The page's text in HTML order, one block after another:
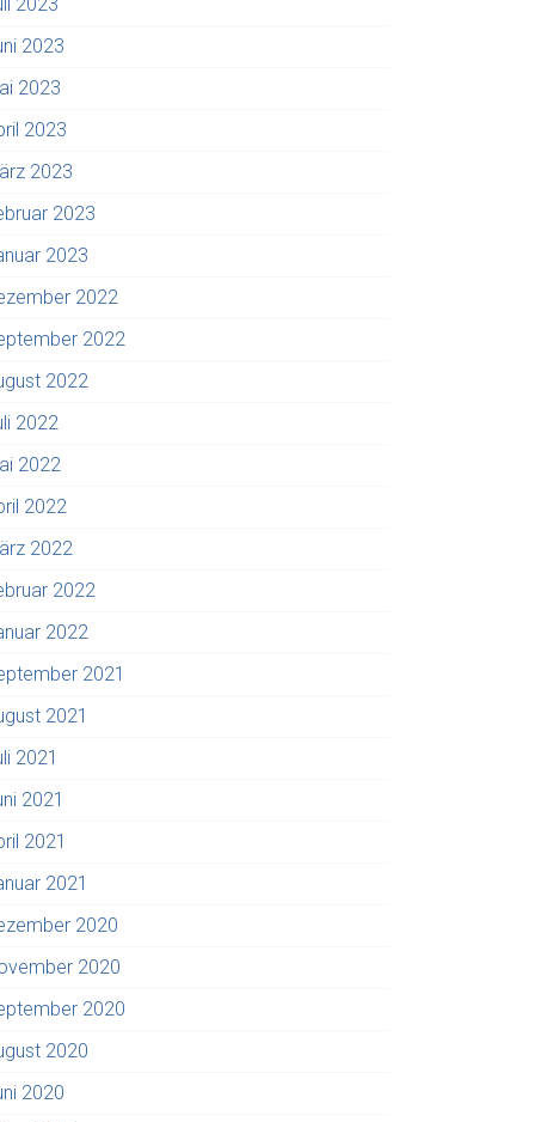
2023
2023
2023
2023
2023
2023
2022
2022
2022
2022
2022
2022
2022
2022
2022
2021
2021
2021
2021
2021
2021
2020
2020
2020
2020
2020